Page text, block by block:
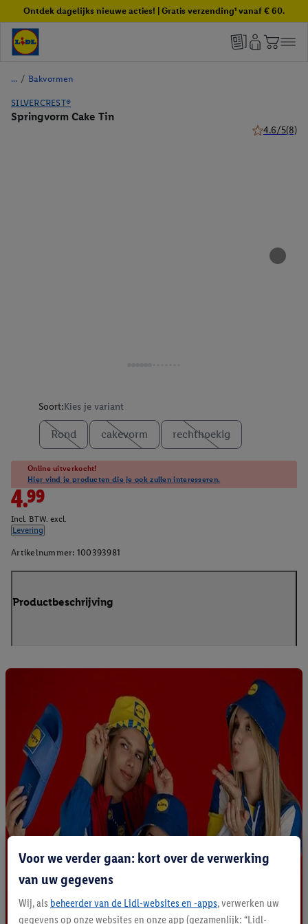
Ontdek dagelijks nieuwe acties! | Gratis verzending¹ vanaf € 60.
/ Bakvormen
SILVERCREST®
Springvorm Cake Tin
4.6/5(8)
Soort:Kies je variant
Rond cakevorm rechthoekig
Online uitverkocht!
Hier vind je producten die je ook zullen interesseren.
4.99
Incl. BTW. excl.
Levering
Artikelnummer: 100393981
Productbeschrijving
Voor we verder gaan: kort over de verwerking
van uw gegevens
Wij, als beheerder van de Lidl-websites en -apps, verwerken uw
gegevens op onze websites en onze app (gezamenlijk: “Lidl-